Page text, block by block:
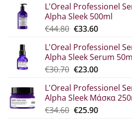
L'Oreal Professionel
Alpha Sleek 500ml
€44.80 Original
was:
€44.80.
€33.60Η
τιμή
είναι:
€33.60.
L'Oreal Professionel
Alpha Sleek Serum
€30.70 Original
was:
€30.70.
€23.00Η
τιμή
είναι:
€23.00.
L'Oreal Professionel
Alpha Sleek Μάσκα
€34.60 Original
€25.90Η